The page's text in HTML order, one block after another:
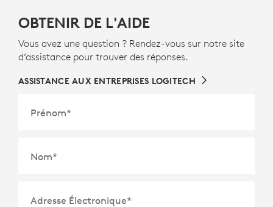
OBTENIR DE L'AIDE
Vous avez une question ? Rendez-vous sur notre site
d’assistance pour trouver des réponses.
ASSISTANCE AUX ENTREPRISES LOGITECH
Prénom*
Nom*
Adresse Électronique*